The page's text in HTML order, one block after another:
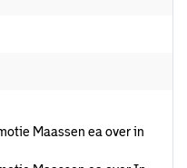
Maassen ea over in